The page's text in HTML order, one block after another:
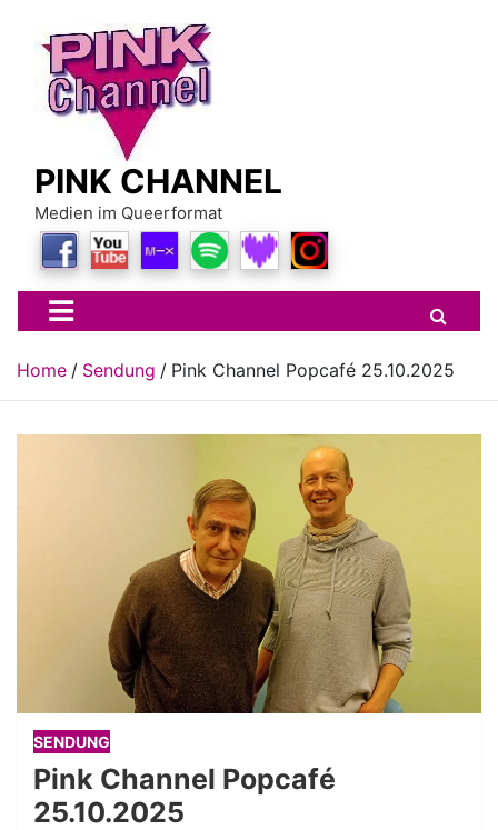
content
PINK CHANNEL
Medien im Queerformat
Home Sendung Pink Channel Popcafé 25.10.2025
SENDUNG
Pink Channel Popcafé
25.10.2025